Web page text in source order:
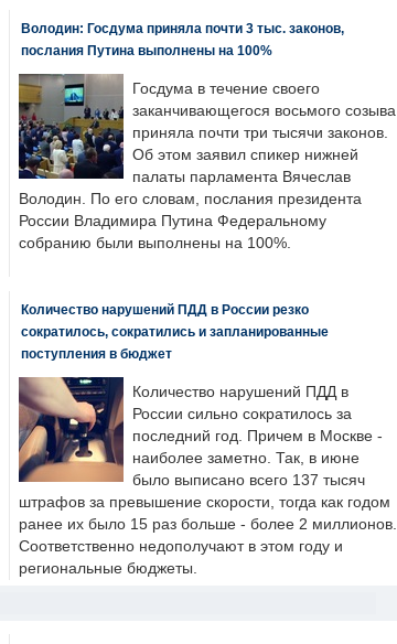
Володин: Госдума приняла почти 3 тыс. законов,
послания Путина выполнены на 100%
Госдума в течение своего
заканчивающегося восьмого созыва
приняла почти три тысячи законов.
Об этом заявил спикер нижней
палаты парламента Вячеслав
Володин. По его словам, послания президента
России Владимира Путина Федеральному
собранию были выполнены на 100%.
Количество нарушений ПДД в России резко
сократилось, сократились и запланированные
поступления в бюджет
Количество нарушений ПДД в
России сильно сократилось за
последний год. Причем в Москве -
наиболее заметно. Так, в июне
было выписано всего 137 тысяч
штрафов за превышение скорости, тогда как годом
ранее их было 15 раз больше - более 2 миллионов.
Соответственно недополучают в этом году и
региональные бюджеты.